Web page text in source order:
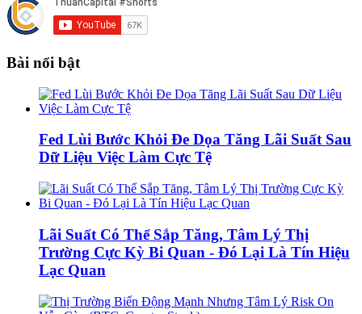
Bài nổi bật
Fed Lùi Bước Khỏi Đe Dọa Tăng Lãi Suất Sau
Dữ Liệu Việc Làm Cực Tệ
Lãi Suất Có Thể Sắp Tăng, Tâm Lý Thị
Trường Cực Kỳ Bi Quan - Đó Lại Là Tín Hiệu
Lạc Quan